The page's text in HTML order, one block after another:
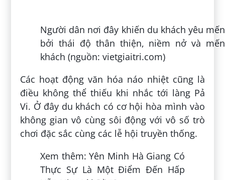
xây để phục vụ hoạt động sinh hoạt văn
hóa, văn nghệ của bà con nơi đây. Đặc biệt,
nếu du khách đến thăm làng Pả Vi vào
diễn ra thì không khí còn sôi động, náo
nhiệt hơn cả.
Cuộc sống bình dị, mộc mạc và yên bình
khiến du khách thư giãn tâm hồn khi du